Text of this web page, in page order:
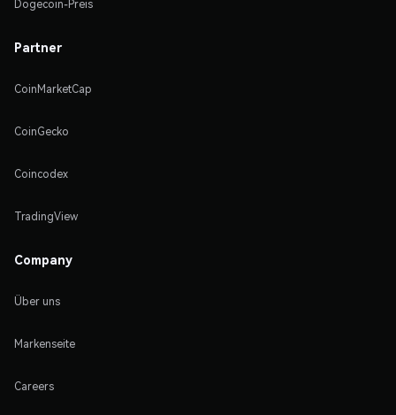
Dogecoin-Preis
Partner
CoinMarketCap
CoinGecko
Coincodex
TradingView
Company
Über uns
Markenseite
Careers